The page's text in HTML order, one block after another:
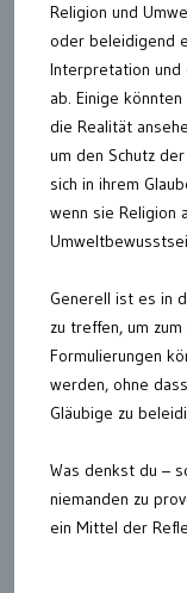
Religion und
oder beleidigend
Interpretation und
ab. Einige
die Realität
um den Schutz
sich in ihrem
wenn sie Religion
Generell ist es in
zu treffen, um
Formulierungen
werden, ohne
Gläubige zu
Was denkst du –
niemanden zu
ein Mittel der